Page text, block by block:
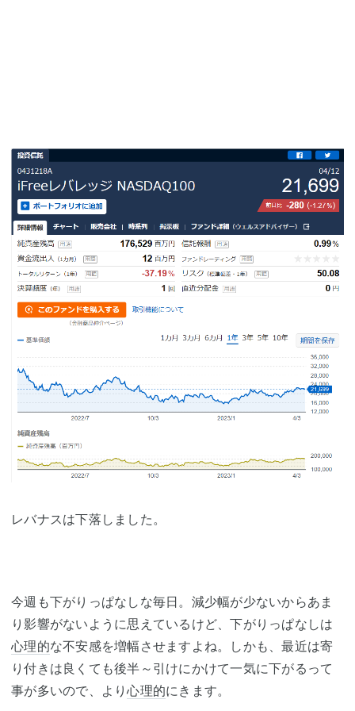
レバナスは下落しました。
今週も下がりっぱなしな毎日。減少幅が少ないからあま
り影響がないように思えているけど、下がりっぱなしは
心理的な不安感を増幅させますよね。しかも、最近は寄
り付きは良くても後半～引けにかけて一気に下がるって
事が多いので、より心理的にきます。